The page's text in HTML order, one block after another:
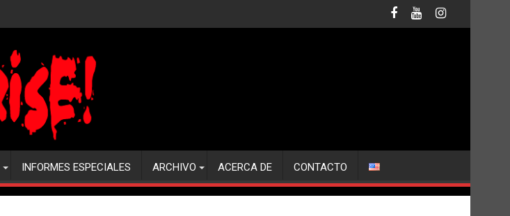
INFORMES ESPECIALES ARCHIVO ACERCA DE CONTACTO